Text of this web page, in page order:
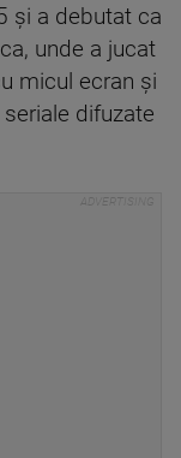
şi a debutat ca
unde a jucat
micul ecran şi
difuzate